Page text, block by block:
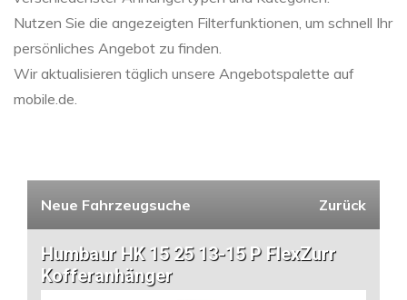
Nutzen Sie die angezeigten Filterfunktionen, um schnell Ihr
persönliches Angebot zu finden.
Wir aktualisieren täglich unsere Angebotspalette auf
mobile.de.
Neue Fahrzeugsuche Zurück
Humbaur HK 15 25 13-15 P FlexZurr
Kofferanhänger